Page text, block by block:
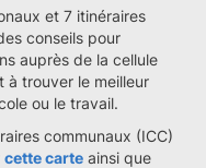
et 7 itinéraires
conseils pour
auprès de la cellule
à trouver le meilleur
ou le travail.
communaux (ICC)
cette carte ainsi que